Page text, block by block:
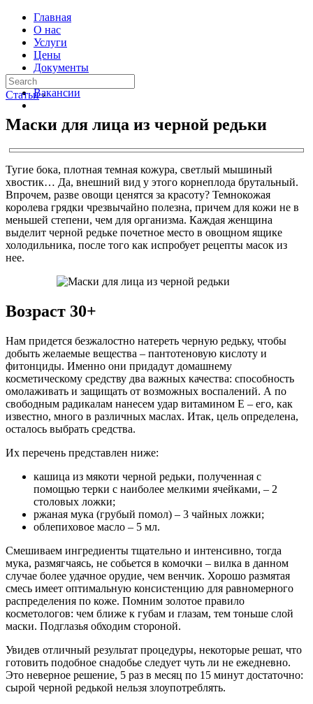
Главная
О нас
Услуги
Цены
Документы
Контакты
Вакансии
Статьи ›
Маски для лица из черной редьки
Тугие бока, плотная темная кожура, светлый мышиный
хвостик… Да, внешний вид у этого корнеплода брутальный.
Впрочем, разве овощи ценятся за красоту? Темнокожая
королева грядки чрезвычайно полезна, причем для кожи не в
меньшей степени, чем для организма. Каждая женщина
выделит черной редьке почетное место в овощном ящике
холодильника, после того как испробует рецепты масок из
нее.
Возраст 30+
Нам придется безжалостно натереть черную редьку, чтобы
добыть желаемые вещества – пантотеновую кислоту и
фитонциды. Именно они придадут домашнему
косметическому средству два важных качества: способность
омолаживать и защищать от возможных воспалений. А по
свободным радикалам нанесем удар витамином Е – его, как
известно, много в различных маслах. Итак, цель определена,
осталось выбрать средства.
Их перечень представлен ниже:
кашица из мякоти черной редьки, полученная с
помощью терки с наиболее мелкими ячейками, – 2
столовых ложки;
ржаная мука (грубый помол) – 3 чайных ложки;
облепиховое масло – 5 мл.
Смешиваем ингредиенты тщательно и интенсивно, тогда
мука, размягчаясь, не собьется в комочки – вилка в данном
случае более удачное орудие, чем венчик. Хорошо размятая
смесь имеет оптимальную консистенцию для равномерного
распределения по коже. Помним золотое правило
косметологов: чем ближе к губам и глазам, тем тоньше слой
маски. Подглазья обходим стороной.
Увидев отличный результат процедуры, некоторые решат, что
готовить подобное снадобье следует чуть ли не ежедневно.
Это неверное решение, 5 раз в месяц по 15 минут достаточно:
сырой черной редькой нельзя злоупотреблять.